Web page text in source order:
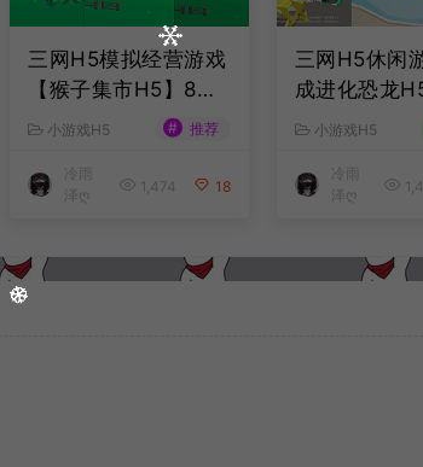
三网H5模拟经营游戏
【猴子集市H5】8月
最新整理Linux手工
端+解压即玩+简易安
小游戏H5 # 推荐
泽ღ
1,474 18
三网H5休闲
成进化恐龙
最新整理
端+解压即玩
小游戏H5
泽ღ